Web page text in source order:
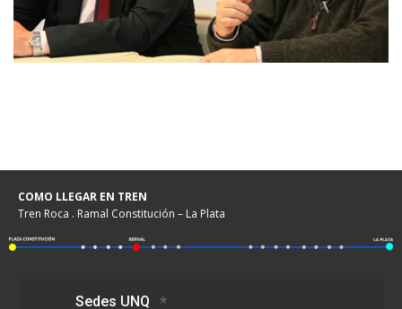
COMO LLEGAR EN TREN
Tren Roca . Ramal Constitución – La Plata